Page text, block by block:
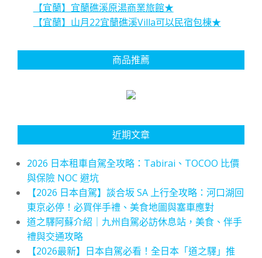
【宜蘭】宜蘭礁溪原湯商業旅館★
【宜蘭】山月22宜蘭礁溪Villa可以民宿包棟★
商品推薦
近期文章
2026 日本租車自駕全攻略：Tabirai、TOCOO 比價
與保險 NOC 避坑
【2026 日本自駕】談合坂 SA 上行全攻略：河口湖回
東京必停！必買伴手禮、美食地圖與塞車應對
道之驛阿蘇介紹｜九州自駕必訪休息站，美食、伴手
禮與交通攻略
【2026最新】日本自駕必看！全日本「道之驛」推